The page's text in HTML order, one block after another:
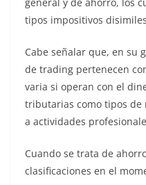
tipos impositivos
Cabe señalar que, en su
de trading pertenecen
varia si operan con el
tributarias como tipos
a actividades
Cuando se trata de
clasificaciones en el